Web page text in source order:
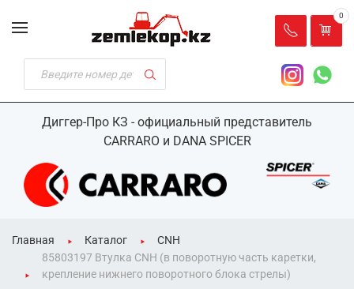
Диггер-Про КЗ - официальный представитель
CARRARO и DANA SPICER
0
Главная Каталог
CNH
85803197 Втулка CNH (в поворотную часть каретки,
крепление нижнего поворотного блока стрелы)